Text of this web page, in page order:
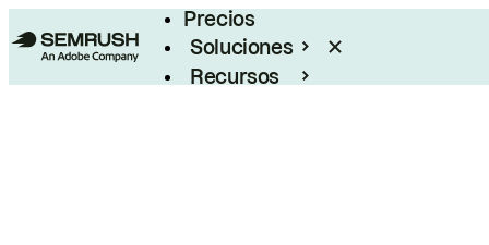
Precios
Soluciones
Recursos